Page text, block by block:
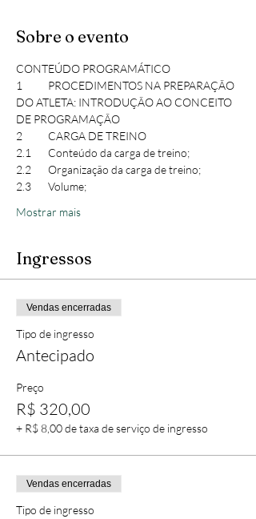
Sobre o evento
CONTEÚDO PROGRAMÁTICO
1	PROCEDIMENTOS NA PREPARAÇÃO
DO ATLETA: INTRODUÇÃO AO CONCEITO
DE PROGRAMAÇÃO
2	CARGA DE TREINO
2.1	Conteúdo da carga de treino;
2.2	Organização da carga de treino;
2.3	Volume;
Mostrar mais
Ingressos
Vendas encerradas
Tipo de ingresso
Antecipado
Preço
R$ 320,00
+ R$ 8,00 de taxa de serviço de ingresso
Vendas encerradas
Tipo de ingresso